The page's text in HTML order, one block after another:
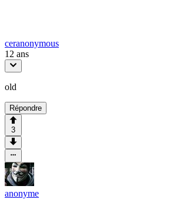
ceranonymous
12 ans
old
Répondre
3
anonyme